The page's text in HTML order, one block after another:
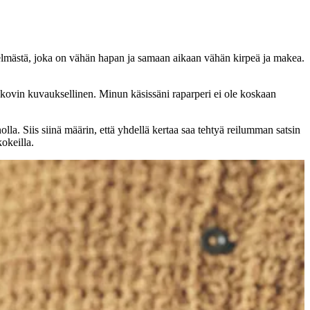
joka on vähän hapan ja samaan aikaan vähän kirpeä ja makea.
kuvauksellinen. Minun käsissäni raparperi ei ole koskaan
Siis siinä määrin, että yhdellä kertaa saa tehtyä reilumman satsin